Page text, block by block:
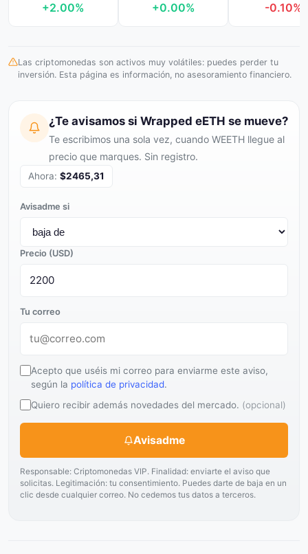
+2.00% +0.00% -0.10%
Las criptomonedas son activos muy volátiles: puedes perder tu
inversión. Esta página es información, no asesoramiento financiero.
¿Te avisamos si Wrapped eETH se mueve?
Te escribimos una sola vez, cuando WEETH llegue al
precio que marques. Sin registro.
Ahora: $2465,31
Avisadme si
Precio (USD)
Tu correo
Acepto que uséis mi correo para enviarme este aviso,
según la política de privacidad.
Quiero recibir además novedades del mercado. (opcional)
Avisadme
Responsable: Criptomonedas VIP. Finalidad: enviarte el aviso que
solicitas. Legitimación: tu consentimiento. Puedes darte de baja en un
clic desde cualquier correo. No cedemos tus datos a terceros.